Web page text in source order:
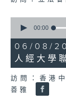
seconds
15
minutes,
0
seconds
00:00
06/08/
人經大學
訪問：香港
善雅